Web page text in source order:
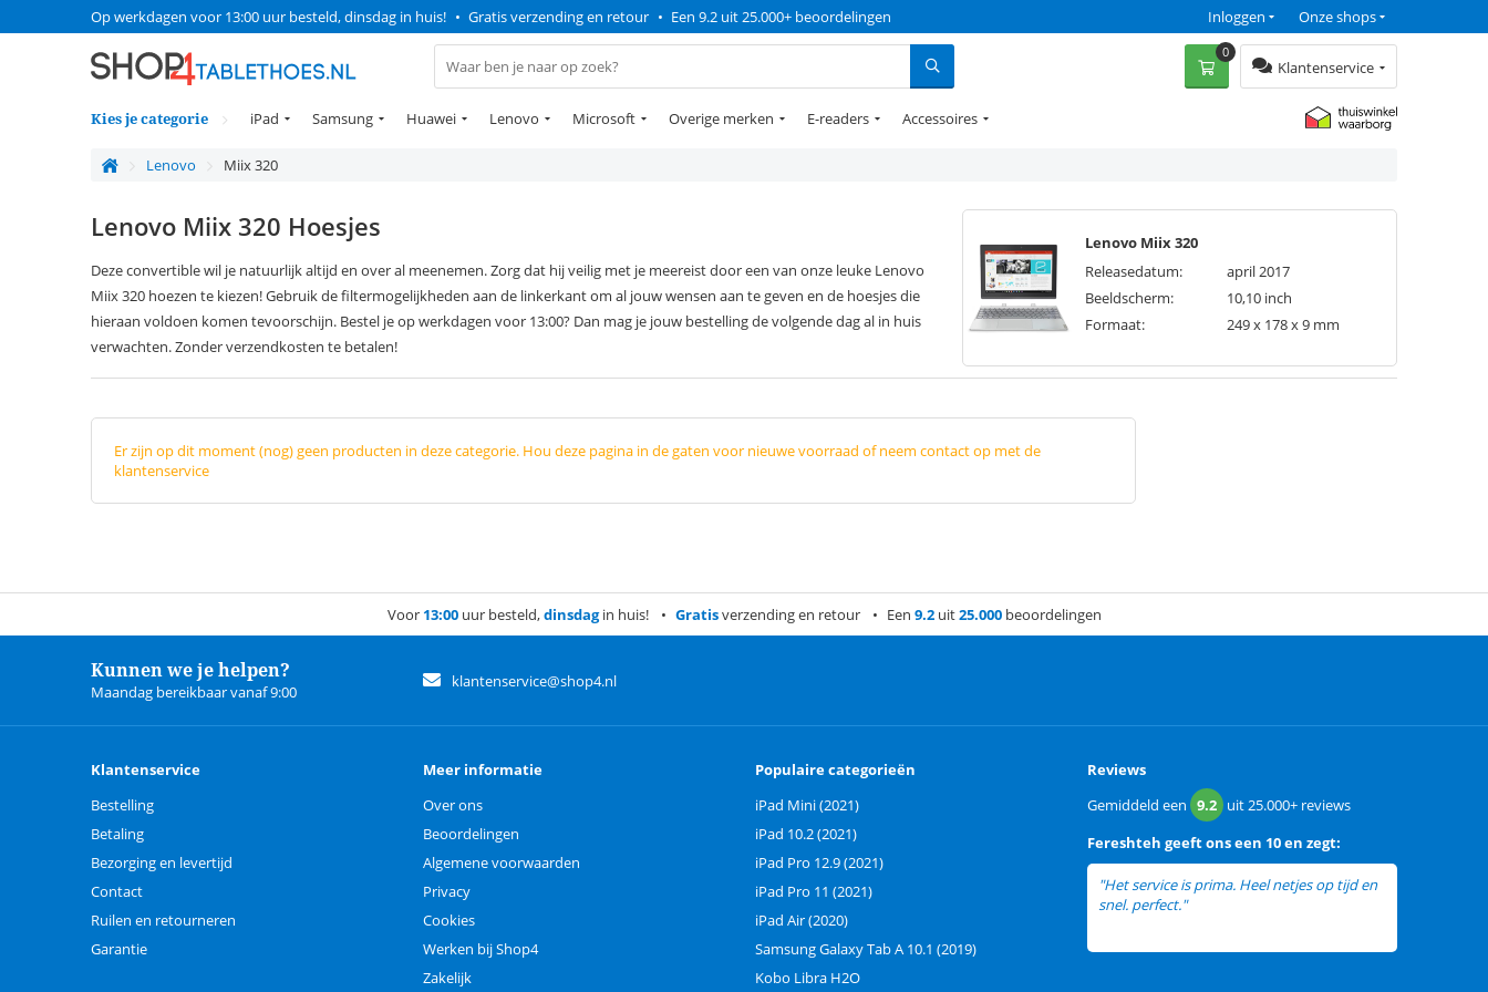
Op werkdagen voor 13:00 uur besteld, dinsdag in huis! • Gratis verzending en retour • Een 9.2 uit 25.000+ beoordelingen Onze shops
Inloggen
Klantenservice
0
Kies je categorie iPad Samsung Huawei Lenovo Microsoft Overige merken E-readers Accessoires
Lenovo Miix 320
Lenovo Miix 320 Hoesjes
Deze convertible wil je natuurlijk altijd en over al meenemen. Zorg dat hij veilig met je meereist door een van onze leuke Lenovo
Miix 320 hoezen te kiezen! Gebruik de filtermogelijkheden aan de linkerkant om al jouw wensen aan te geven en de hoesjes die
hieraan voldoen komen tevoorschijn. Bestel je op werkdagen voor 13:00? Dan mag je jouw bestelling de volgende dag al in huis
verwachten. Zonder verzendkosten te betalen!
Lenovo Miix 320
Releasedatum:
april 2017
Beeldscherm:
10,10 inch
Formaat:
249 x 178 x 9 mm
Er zijn op dit moment (nog) geen producten in deze categorie. Hou deze pagina in de gaten voor nieuwe voorraad of neem contact op met de
klantenservice
Voor 13:00uur besteld,dinsdagin huis! Gratisverzending en retour Een 9.2uit25.000beoordelingen
Kunnen we je helpen?
Maandag bereikbaar vanaf 9:00
klantenservice@shop4.nl
Klantenservice
Bestelling
Betaling
Bezorging en levertijd
Contact
Ruilen en retourneren
Garantie
Meer informatie
Over ons
Beoordelingen
Algemene voorwaarden
Privacy
Cookies
Werken bij Shop4
Zakelijk
Populaire categorieën
iPad Mini (2021)
iPad 10.2 (2021)
iPad Pro 12.9 (2021)
iPad Pro 11 (2021)
iPad Air (2020)
Samsung Galaxy Tab A 10.1 (2019)
Kobo Libra H2O
Reviews
Gemiddeld een 9.2 uit25.000+ reviews
Fereshteh geeft ons een 10 en zegt:
"Het service is prima. Heel netjes op tijd en
snel. perfect."